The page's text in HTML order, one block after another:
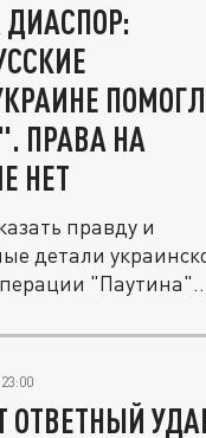
ПРАВА НА
НЕТ
правду и
детали
"Паутина"
ОТВЕТНЫЙ